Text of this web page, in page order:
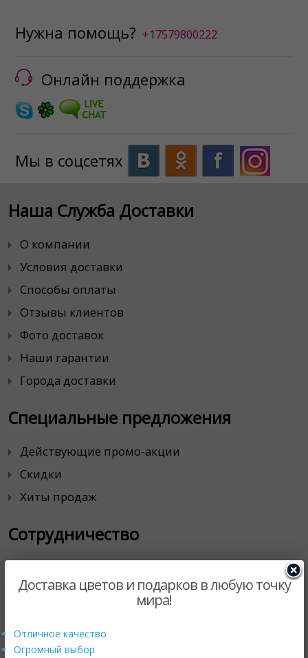
Нужна помощь? +17579800222
Онлайн поддержка
Мы в соцсетях
Наша Служба Доставки
О компании
Условия доставки
Способы оплаты
Отзывы клиентов
Фото доставок
Наши гарантии
Города доставки
Специальные предложения
Действующие промо-акции
Скидки
Хиты продаж
Сотрудничество
Магазинам цветов
Партнерская программа
Продавайте с нами
Доставка цветов и подарков в любую точку
мира!
Отличное качество
Огромный выбор